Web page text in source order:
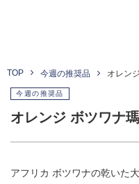
TOP 今週の推奨品 オレン
今週の推奨品
オレンジ ボツワナ
アフリカ ボツワナの乾いた